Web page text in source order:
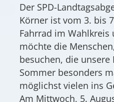
Der SPD-
Körner ist vom 3. bis
Fahrrad im Wahlkreis
möchte die
besuchen, die unsere
Sommer besonders
möglichst vielen ins
Am Mittwoch, 5.